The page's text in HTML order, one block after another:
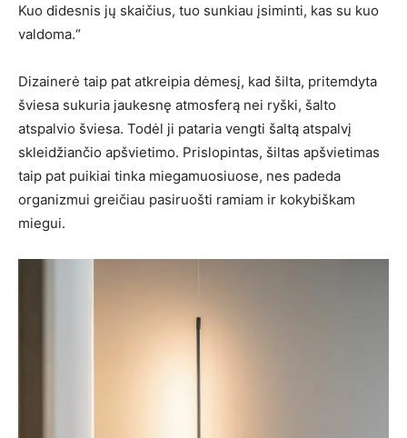
Kuo didesnis jų skaičius, tuo sunkiau įsiminti, kas su kuo
valdoma.“
Dizainerė taip pat atkreipia dėmesį, kad šilta, pritemdyta
šviesa sukuria jaukesnę atmosferą nei ryški, šalto
atspalvio šviesa. Todėl ji pataria vengti šaltą atspalvį
skleidžiančio apšvietimo. Prislopintas, šiltas apšvietimas
taip pat puikiai tinka miegamuosiuose, nes padeda
organizmui greičiau pasiruošti ramiam ir kokybiškam
miegui.